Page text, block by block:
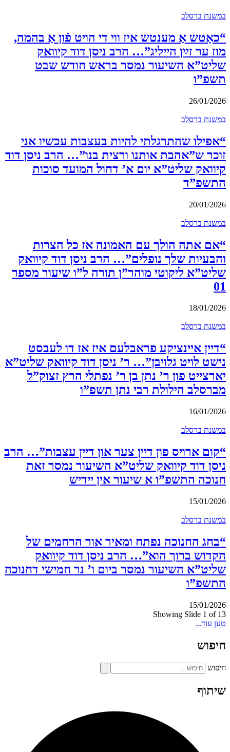
במשנת ברסלב
“כאָטש אַ מענטש איז ווי די הויט פֿון אַ בהמה,
מוז ער זײַן הייליג”… הרב ניסן דוד קיוואק
שליט”א השיעור נמסר בראש חודש שבט
תשפ”ו
26/01/2026
במשנת ברסלב
“אפילו שהתרגלתי להיות בעצבות עכשיו אני
זוכר ש”אהבת אותנו ורצית בנו”… הרב ניסן דוד
קיוואק שליט”א יום א’ דחול המועד סוכות
התשפ”ד
20/01/2026
במשנת ברסלב
“אם אתה הולך עם האמונה אז כל הצרות
והבעיות שלך נופלים”… הרב ניסן דוד קיוואק
שליט”א ליקוטי מוהר”ן תורה ל”ו שיעור מספר
01
18/01/2026
במשנת ברסלב
“דיין איינציקע פראבלעם איז אז דו לעבסט
נישט לויט גלויבן”… ר’ ניסן דוד קיוואק שליט”א
יארצייט פון ר’ נתן בן ר’ נפתלי הרץ זצוק”ל
מברסלב הילולת רבי נתן תשפ”ו
16/01/2026
במשנת ברסלב
“קום ארויס פון דיין צער און דיין עצבות”… הרב
ניסן דוד קיוואק שליט”א השיעור נמסר זאת
חנוכה התשפ”ו א שיעור אין יידיש
15/01/2026
במשנת ברסלב
“בחג החנוכה נפתח ומאיר אור הרחמים של
הקדוש ברוך הוא”… הרב ניסן דוד קיוואק
שליט”א השיעור נמסר ביום ו’ נר חמישי דחנוכה
התשפ”ו
15/01/2026
Showing Slide 1 of 13
טען עוד...
חיפוש
חיפוש
שיתוף